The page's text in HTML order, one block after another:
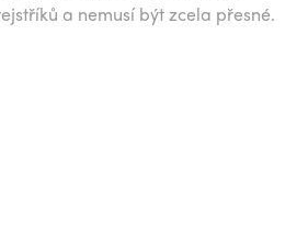
a nemusí být zcela přesné.